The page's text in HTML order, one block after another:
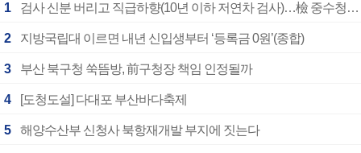
1 검사 신분 버리고 직급하향(10년 이하 저연차 검사)…檢 중수청행 기피
2 지방국립대 이르면 내년 신입생부터 ‘등록금 0원’(종합)
3 부산 북구청 쑥뜸방, 前구청장 책임 인정될까
4 [도청도설] 다대포 부산바다축제
5 해양수산부 신청사 북항재개발 부지에 짓는다